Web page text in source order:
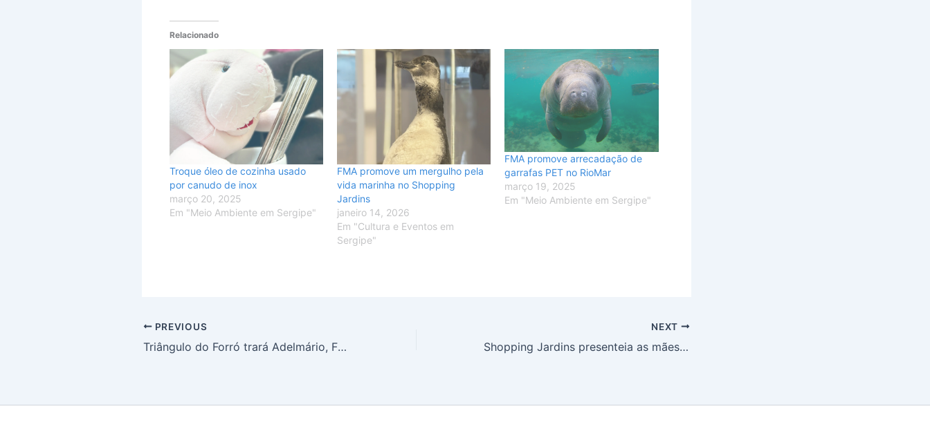
Relacionado
Troque óleo de cozinha usado
por canudo de inox
março 20, 2025
Em "Meio Ambiente em Sergipe"
FMA promove um mergulho pela
vida marinha no Shopping
Jardins
janeiro 14, 2026
Em "Cultura e Eventos em
Sergipe"
FMA promove arrecadação de
garrafas PET no RioMar
março 19, 2025
Em "Meio Ambiente em Sergipe"
PREVIOUS
Triângulo do Forró trará Adelmário, Flávio José e Dorgival a Aracaju
NEXT
Shopping Jardins presenteia as mães com bolsa Sonho dos Pés